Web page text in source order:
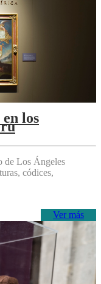
los
de Los Ángeles
códices,
Ver más